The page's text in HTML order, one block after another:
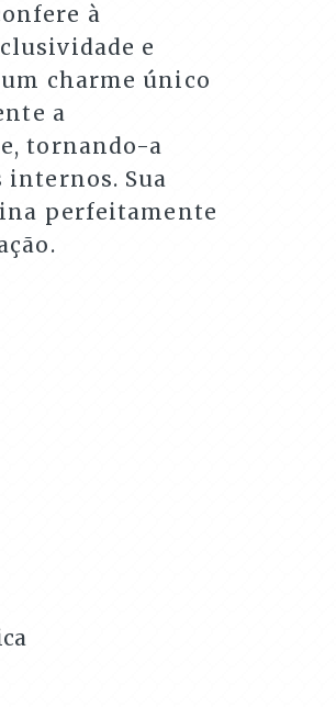
à
e
charme único
a
tornando-a
internos. Sua
perfeitamente